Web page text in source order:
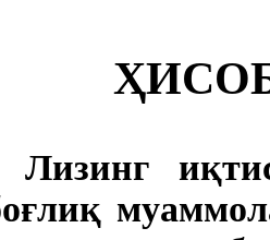
Ҳ
Лизинг иқ
ғлиқ